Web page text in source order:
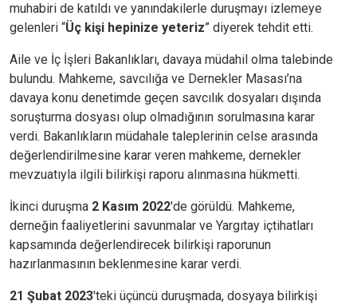
muhabiri de katıldı ve yanındakilerle duruşmayı izlemeye
gelenleri “Üç kişi hepinize yeteriz” diyerek tehdit etti.
Aile ve İç İşleri Bakanlıkları, davaya müdahil olma talebinde
bulundu. Mahkeme, savcılığa ve Dernekler Masası’na
davaya konu denetimde geçen savcılık dosyaları dışında
soruşturma dosyası olup olmadığının sorulmasına karar
verdi. Bakanlıkların müdahale taleplerinin celse arasında
değerlendirilmesine karar veren mahkeme, dernekler
mevzuatıyla ilgili bilirkişi raporu alınmasına hükmetti.
İkinci duruşma 2 Kasım 2022'de görüldü. Mahkeme,
derneğin faaliyetlerini savunmalar ve Yargıtay içtihatları
kapsamında değerlendirecek bilirkişi raporunun
hazırlanmasının beklenmesine karar verdi.
21 Şubat 2023'teki üçüncü duruşmada, dosyaya bilirkişi